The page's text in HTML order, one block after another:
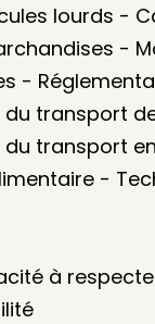
lourds -
-
-
du transport
transport
-
à